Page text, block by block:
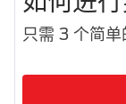
只需 3 个简单